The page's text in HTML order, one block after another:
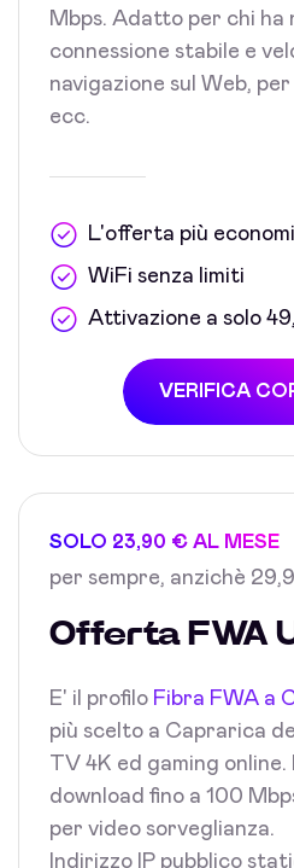
Mbps. Adatto per chi ha
connessione stabile e
navigazione sul Web,
ecc.
L'offerta più
WiFi senza limiti
Attivazione a solo
VERIFICA
SOLO 23,90 € AL MESE
per sempre, anzichè
Offerta FWA
E' il profilo Fibra FWA a
più scelto a Caprarica
TV 4K ed gaming
download fino a 100
per video sorveglianza.
Indirizzo IP pubblico